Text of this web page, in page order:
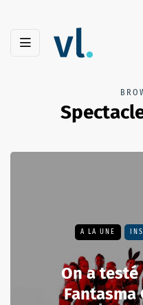
A LA UNE
On a
Fantasma